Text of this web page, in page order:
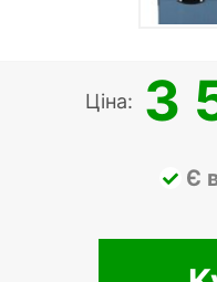
Ціна: 3
Є